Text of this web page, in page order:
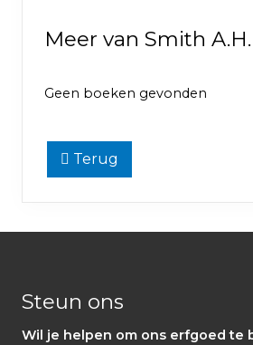
Meer van Smith A.H.
Geen boeken gevonden
Terug
Steun ons
Wil je helpen om ons erfgoed te